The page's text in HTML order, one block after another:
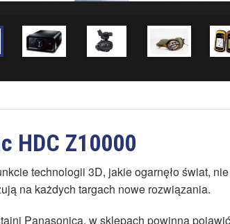
HDC Z10000
technologii 3D, jakie ogarnęło świat,
na każdych targach nowe rozwiązania.
Panasonica, w sklepach powinna